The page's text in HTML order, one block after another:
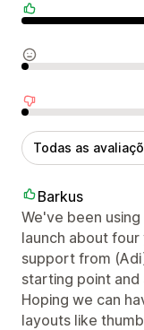
Avaliações
Avaliações neutras
Avaliações
Todas as
Barkus
We've been
launch about
support from
starting point
Hoping we can
layouts like